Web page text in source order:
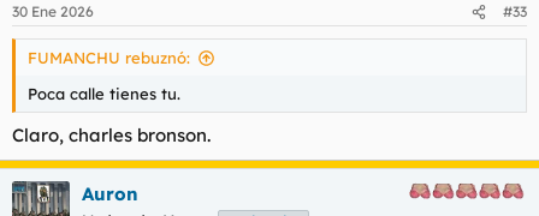
30 Ene 2026 #33
FUMANCHU rebuznó:
Poca calle tienes tu.
Claro, charles bronson.
Auron